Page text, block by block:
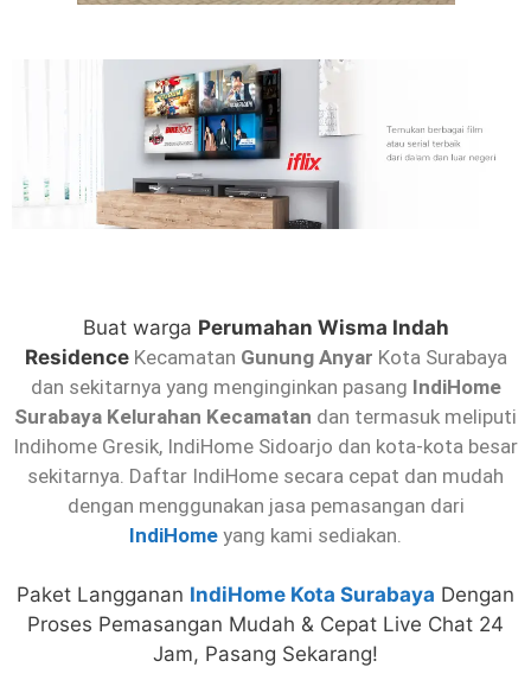
Buat warga Perumahan Wisma Indah
Residence Kecamatan Gunung Anyar Kota Surabaya
dan sekitarnya yang menginginkan pasang IndiHome
Surabaya Kelurahan Kecamatan dan termasuk meliputi
Indihome Gresik, IndiHome Sidoarjo dan kota-kota besar
sekitarnya. Daftar IndiHome secara cepat dan mudah
dengan menggunakan jasa pemasangan dari
IndiHome yang kami sediakan.
Paket Langganan IndiHome Kota Surabaya Dengan
Proses Pemasangan Mudah & Cepat Live Chat 24
Jam, Pasang Sekarang!